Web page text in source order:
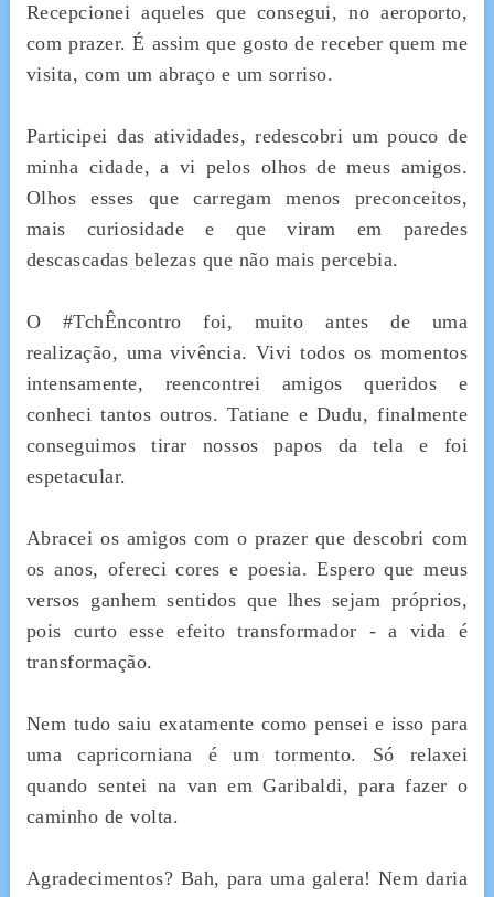
Recepcionei aqueles que consegui, no aeroporto,
com prazer. É assim que gosto de receber quem me
visita, com um abraço e um sorriso.
Participei das atividades, redescobri um pouco de
minha cidade, a vi pelos olhos de meus amigos.
Olhos esses que carregam menos preconceitos,
mais curiosidade e que viram em paredes
descascadas belezas que não mais percebia.
O #TchÊncontro foi, muito antes de uma
realização, uma vivência. Vivi todos os momentos
intensamente, reencontrei amigos queridos e
conheci tantos outros. Tatiane e Dudu, finalmente
conseguimos tirar nossos papos da tela e foi
espetacular.
Abracei os amigos com o prazer que descobri com
os anos, ofereci cores e poesia. Espero que meus
versos ganhem sentidos que lhes sejam próprios,
pois curto esse efeito transformador - a vida é
transformação.
Nem tudo saiu exatamente como pensei e isso para
uma capricorniana é um tormento. Só relaxei
quando sentei na van em Garibaldi, para fazer o
caminho de volta.
Agradecimentos? Bah, para uma galera! Nem daria